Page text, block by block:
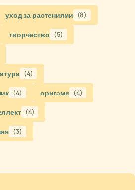
уход за растениями (8)
творчество (5)
(4)
(4) оригами (4)
(4)
(3)